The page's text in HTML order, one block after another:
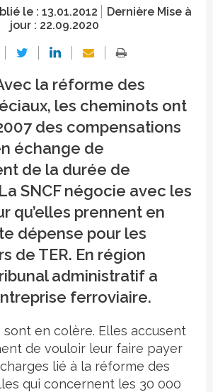
le : 13.01.2012
Dernière Mise à
jour : 22.09.2020
la réforme des
les cheminots ont
des compensations
échange de
de la durée de
SNCF négocie avec les
qu’elles prennent en
dépense pour les
de TER. En région
administratif a
ferroviaire.
sont en colère. Elles accusent
de vouloir leur faire payer
lié à la réforme des
qui concernent les 30 000